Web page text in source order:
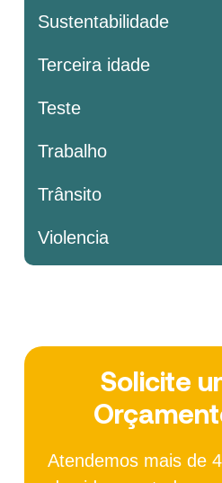
Sustentabilidade
Terceira idade
Teste
Trabalho
Trânsito
Violencia
Solicite
Atendemos mais de